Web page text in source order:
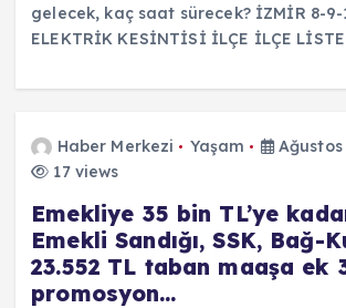
gelecek, kaç saat sürecek? İZMİR 8-9-
ELEKTRİK KESİNTİSİ İLÇE İLÇE
Haber Merkezi Yaşam
Ağustos
17 views
Emekliye 35 bin TL’ye
Emekli Sandığı, SSK, Bağ-
23.552 TL taban maaşa ek
promosyon…